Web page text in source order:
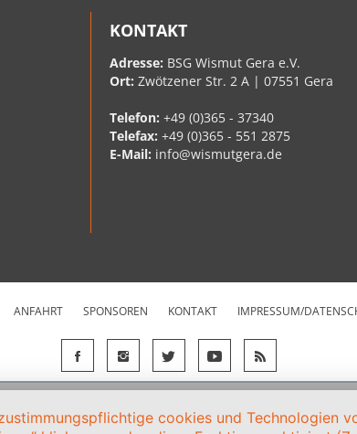
KONTAKT
Adresse: BSG Wismut Gera e.V.
Ort:Zwötzener Str. 2 A | 07551 Gera
Telefon:+49 (0)365 - 37340
Telefax:+49 (0)365 - 551 2875
E-Mail: info@wismutgera.de
ANFAHRT SPONSOREN KONTAKT IMPRESSUM/
cookies und Technologien